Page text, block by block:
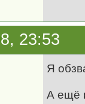
23:53
Я
А ещё